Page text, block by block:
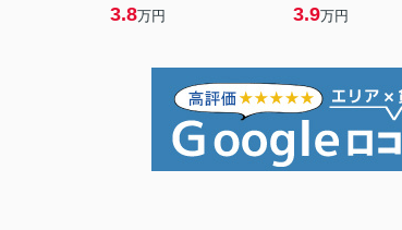
3.8万円 3.9万円